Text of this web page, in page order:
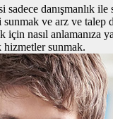
danışmanlık ile
ve arz ve talep
için nasıl anlamanıza
sunmak.